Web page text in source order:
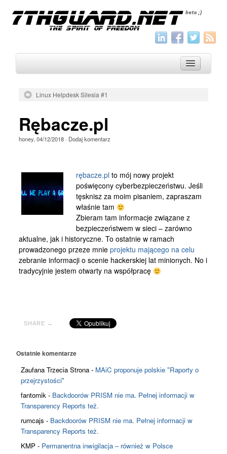
Archiwum
Krótkie
Jak pisać
Linux Helpdesk Silesia #1
Rębacze.pl
honey, 04/12/2018· Dodaj komentarz
rębacze.pl to mój nowy projekt
poświęcony cyberbezpieczeństwu. Jeśli
tęsknisz za moim pisaniem, zapraszam
właśnie tam
Zbieram tam informacje związane z
bezpieczeństwem w sieci – zarówno
aktualne, jak i historyczne. To ostatnie w ramach
prowadzonego przeze mnie projektu mającego na celu
zebranie informacji o scenie hackerskiej lat minionych. No i
tradycyjnie jestem otwarty na współpracę
SHARE →
Ostatnie komentarze
Zaufana Trzecia Strona - MAiC proponuje polskie "Raporty o
przejrzystości"
fantomik - Backdoorów PRISM nie ma. Pełnej informacji w
Transparency Reports też.
rumcajs - Backdoorów PRISM nie ma. Pełnej informacji w
Transparency Reports też.
KMP - Permanentna inwigilacja – również w Polsce